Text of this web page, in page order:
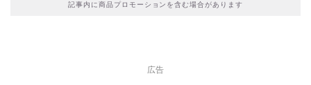
記事内に商品プロモーションを含む場合があります
広告